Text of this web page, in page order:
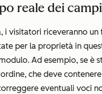
reale dei
i visitatori riceveranno
per la proprietà in
Ad esempio, se è
, che deve
eventuali voci